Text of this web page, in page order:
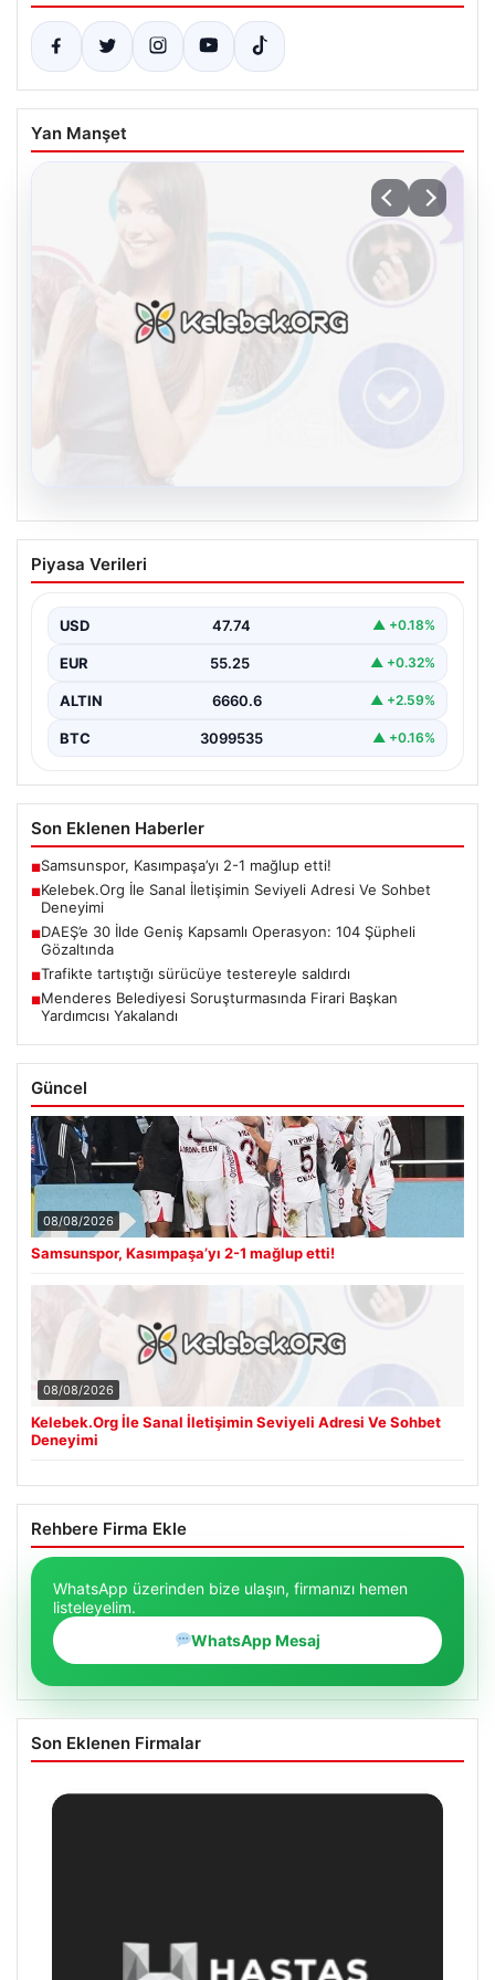
Yan Manşet
Kelebek.Org İle Sanal İletişimin Seviyeli
Adresi Ve Sohbet Deneyimi
kurması büyük bir önem ifade etmektedir. Güncel…
Piyasa Verileri
USD 47.74 ▲ +0.18%
EUR 55.25 ▲ +0.32%
ALTIN 6660.6 ▲ +2.59%
BTC 3099535 ▲ +0.16%
Son Eklenen Haberler
■Samsunspor, Kasımpaşa’yı 2-1 mağlup etti!
■Kelebek.Org İle Sanal İletişimin Seviyeli Adresi Ve Sohbet
Deneyimi
■DAEŞ’e 30 İlde Geniş Kapsamlı Operasyon: 104 Şüpheli
Gözaltında
■Trafikte tartıştığı sürücüye testereyle saldırdı
■Menderes Belediyesi Soruşturmasında Firari Başkan
Yardımcısı Yakalandı
Güncel
08/08/2026
Samsunspor, Kasımpaşa’yı 2-1 mağlup etti!
08/08/2026
Kelebek.Org İle Sanal İletişimin Seviyeli Adresi Ve Sohbet
Deneyimi
Rehbere Firma Ekle
WhatsApp üzerinden bize ulaşın, firmanızı hemen
listeleyelim.
WhatsApp Mesaj
Son Eklenen Firmalar